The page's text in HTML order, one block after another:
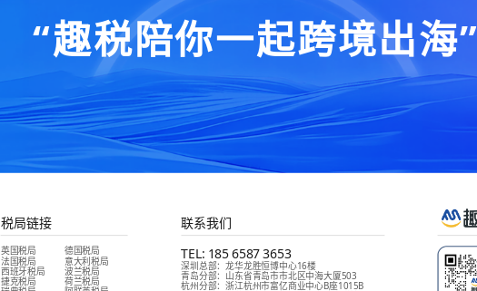
“趣税陪你一起跨境出海”
税局链接
英国税局 德国税局
法国税局
意大利税局
西班牙税局
波兰税局
捷克税局
荷兰税局
联系我们
TEL: 185 6587 3653
深圳总部：龙华龙胜恒博中心16楼
青岛分部： 山东省青岛市市北区中海大厦503
杭州分部：浙江杭州市富亿商业中心B座1015B